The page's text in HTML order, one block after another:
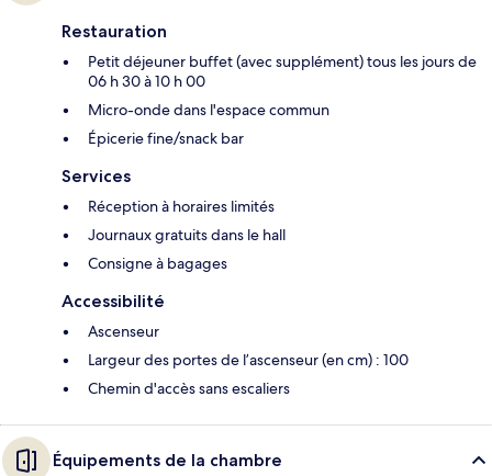
Restauration
Petit déjeuner buffet (avec supplément) tous les jours de
06 h 30 à 10 h 00
Micro-onde dans l'espace commun
Épicerie fine/snack bar
Services
Réception à horaires limités
Journaux gratuits dans le hall
Consigne à bagages
Accessibilité
Ascenseur
Largeur des portes de l’ascenseur (en cm) : 100
Chemin d'accès sans escaliers
Équipements de la chambre